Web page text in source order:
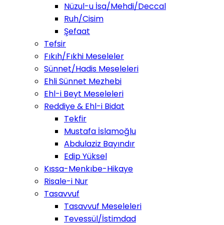
Nüzul-u İsa/Mehdi/Deccal
Ruh/Cisim
Şefaat
Tefsir
Fıkıh/Fıkhi Meseleler
Sünnet/Hadis Meseleleri
Ehli Sünnet Mezhebi
Ehl-i Beyt Meseleleri
Reddiye & Ehl-i Bidat
Tekfir
Mustafa İslamoğlu
Abdulaziz Bayındır
Edip Yüksel
Kıssa-Menkıbe-Hikaye
Risale-i Nur
Tasavvuf
Tasavvuf Meseleleri
Tevessül/İstimdad